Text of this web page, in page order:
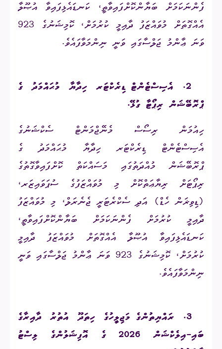
ފެންނަކަމަށް ބަޔާންކޮށްފައިވާތީ، ކަނޑައެޅިފައިވާ އުޞޫލާ
އެއްގޮތަށް މުވައްޒަފު ދާއިމީ ކުރުމަށް، ކޮމިޝަނުގެ 923
ވަނަ ޢާންމު ޖަލްސާގައި ވަނީ ނިންމަވާފައެވެ.
2.
އެސިސްޓެންޓް ޑިރެކްޓަރ ހިދާޔާ މުޙައްމަދު ގެ
ޕްރޮބޭޝަން ރިޕޯޓާ ގުޅޭ.
ހިއުމަން ރިސޯސް މެނޭޖްމަންޓް ސެކްޝަނުގެ
އެސިސްޓެންޓް ޑިރެކްޓަރ ހިދާޔާ މުޙައްމަދު ގެ
ޕްރޮބޭޝަން މުއްދަތުގައި މަސައްކަތް ކޮށްފައިވާގޮތުގެ
ރިޕޯޓަށް ރިޔާޢަތްކޮށް މި މުވައްޒަފުގެ ސުޕަވައިޒަރ،
(ޑިވިޜަން ހެޑް) އަދި ސެކްރެޓަރީ ޖެނެރަލް، މި މުވައްޒަފު
ދާއިމީ ކުރުމަށް ފެންނަކަމަށް ބަޔާންކޮށްފައިވާތީ،
ކަނޑައެޅިފައިވާ އުޞޫލާ އެއްގޮތަށް މުވައްޒަފު ދާއިމީ
ކުރުމަށް، ކޮމިޝަނުގެ 923 ވަނަ ޢާންމު ޖަލްސާގައި ވަނީ
ނިންމަވާފައެވެ.
3.
ރައްޔިތުންގެ މަޖިލީހުގެ ހިތަދޫ އުތުރު ދާއިރާގެ
ބައި-އިލެކްޝަން 2026 ގެ އޮފިޝަލުންގެ ލިސްޓު